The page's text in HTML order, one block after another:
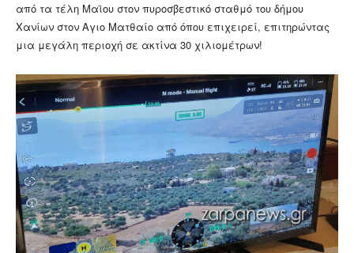
από τα τέλη Μαϊου στον πυροσβεστικό σταθμό του δήμου
Χανίων στον Αγιο Ματθαίο από όπου επιχειρεί, επιτηρώντας
μια μεγάλη περιοχή σε ακτίνα 30 χιλιομέτρων!